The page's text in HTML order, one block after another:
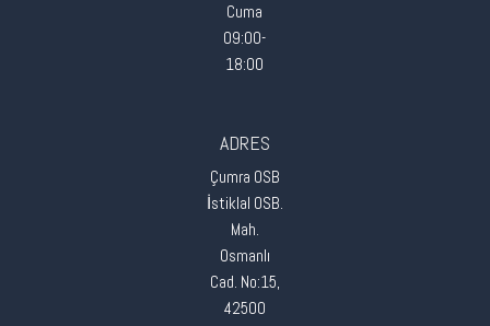
Cuma
09:00-
18:00
ADRES
Çumra OSB
İstiklal OSB.
Mah.
Osmanlı
Cad. No:15,
42500